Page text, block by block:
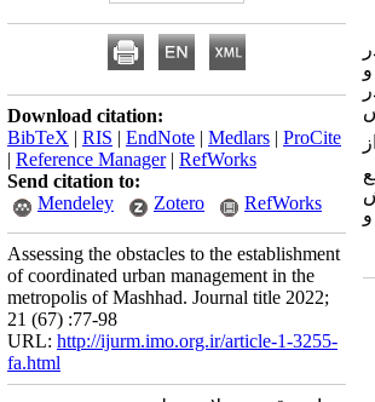
Download citation:
BibTeX | RIS | EndNote | Medlars | ProCite
| Reference Manager| RefWorks
Send citation to:
Mendeley
Zotero RefWorks
Assessing the obstacles to the establishment
of coordinated urban management in the
metropolis of Mashhad. Journal title 2022;
21 (67) :77-98
URL: http://ijurm.imo.org.ir/article-1-3255-
fa.html